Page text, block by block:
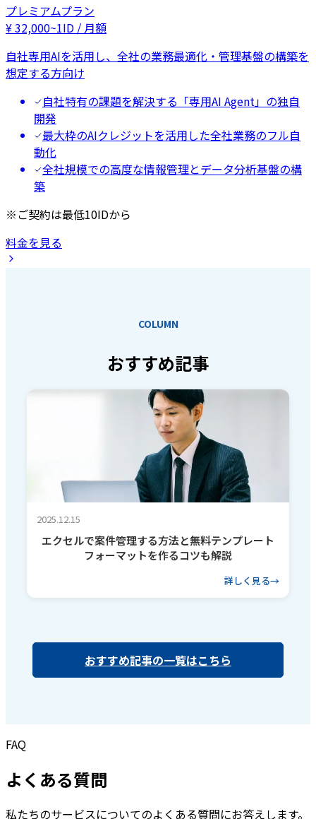
プレミアムプラン
¥32,000~1ID / 月額
自社専用AIを活用し、全社の業務最適化・管理基盤の構築を
想定する方向け
自社特有の課題を解決する「専用AI Agent」の独自
開発
最大枠のAIクレジットを活用した全社業務のフル自
動化
全社規模での高度な情報管理とデータ分析基盤の構
築
※ご契約は最低10IDから
料金を見る
COLUMN
おすすめ記事
2025.12.15
エクセルで案件管理する方法と無料テンプレート
フォーマットを作るコツも解説
詳しく見る
おすすめ記事の一覧はこちら
FAQ
よくある質問
私たちのサービスについてのよくある質問にお答えします。